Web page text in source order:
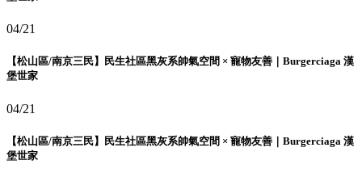
04/21
【松山區/南京三民】民生社區黑灰系帥氣空間 × 寵物友善｜Burgerciaga 漢
堡世家
04/21
【松山區/南京三民】民生社區黑灰系帥氣空間 × 寵物友善｜Burgerciaga 漢
堡世家